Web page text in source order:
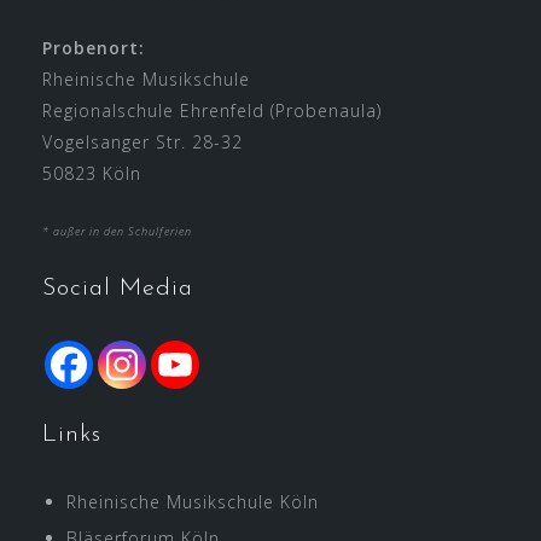
Probenort:
Rheinische Musikschule
Regionalschule Ehrenfeld (Probenaula)
Vogelsanger Str. 28-32
50823 Köln
* außer in den Schulferien
Social Media
Links
Rheinische Musikschule Köln